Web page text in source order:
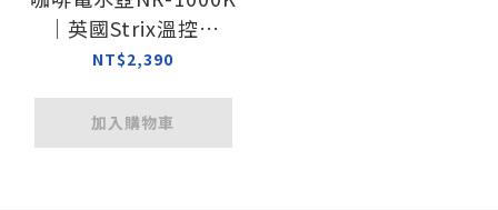
｜英國Strix溫控器
304不鏽鋼
NT$2,390
加入購物車